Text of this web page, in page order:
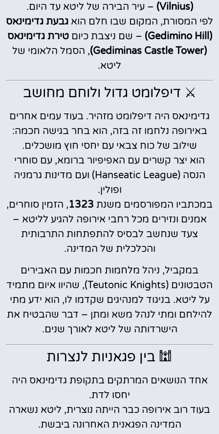
(Vilnius)
– עיר הבירה של ליטא עד היום.
לפי המסורת, המקום שבו חלם הוא גבעת גדימינאס
(Gedimino Hill)
– שם ניצבת כיוםטירת גדימינאס
(Gediminas Castle Tower)
, הסמל הלאומי של
ליטא.
⚔️ דיפלומט גדול ולוחם מחושב
גדימינאס היה דיפלומט מזהיר. בעוד עמים אחרים
באירופה נלחמו זה בזה, הוא בחר בגישה חכמה:
שילוב של כוח צבאי עם יחסי חוץ מושכלים.
הוא יצר קשרים עם האפיפיור ברומא, עם סוחרי
הנסה (Hanseatic League) ועם מדינות גרמניה
ופולין.
במכתביו המפורסמים משנת 1323, הזמין סוחרים,
אמנים ונזירים מכל רחבי אירופה להגיע לליטא –
צעד שנחשב לבסיס להתפתחות התרבותית
והכלכלית של המדינה.
במקביל, ניהל מלחמות חכמות עם האבירים
הטבטונים (Teutonic Knights), שהיוו איום מתמיד
על ליטא. בניגוד למנהיגים שקדמו לו, הוא ידע מתי
להילחם ומתי לנהל משא ומתן – דבר שהבטיח את
הישרדותה של ליטא לאורך שנים.
🕍 בין פגאניות לנצרות
אחד הנושאים המרתקים בתקופת גדימינאס היה
יחסו לדת.
בעוד רוב אירופה כבר הייתה נוצרית, ליטא נשארה
המדינה הפגאנית האחרונה ביבשת.